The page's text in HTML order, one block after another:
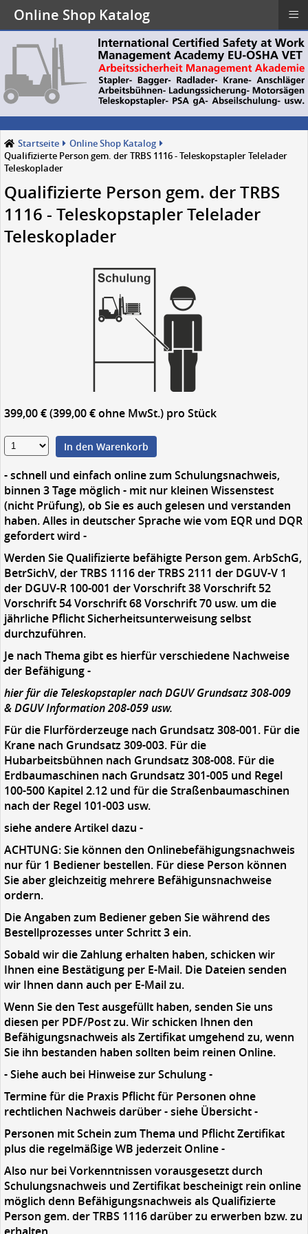
Startseite
Online Shop Katalog
Qualifizierte Person gem. der TRBS 1116 - Teleskopstapler Telelader
Teleskoplader
Qualifizierte Person gem. der TRBS
1116 - Teleskopstapler Telelader
Teleskoplader
399,00 € (399,00 € ohne MwSt.) pro Stück
In den Warenkorb
- schnell und einfach online zum Schulungsnachweis,
binnen 3 Tage möglich - mit nur kleinen Wissenstest
(nicht Prüfung), ob Sie es auch gelesen und verstanden
haben. Alles in deutscher Sprache wie vom EQR und DQR
gefordert wird -
Werden Sie Qualifizierte befähigte Person gem. ArbSchG,
BetrSichV, der TRBS 1116 der TRBS 2111 der DGUV-V 1
der DGUV-R 100-001 der Vorschrift 38 Vorschrift 52
Vorschrift 54 Vorschrift 68 Vorschrift 70 usw. um die
jährliche Pflicht Sicherheitsunterweisung selbst
durchzuführen.
Je nach Thema gibt es hierfür verschiedene Nachweise
der Befähigung -
hier für die Teleskopstapler nach DGUV Grundsatz 308-009
& DGUV Information 208-059 usw.
Für die Flurförderzeuge nach Grundsatz 308-001. Für die
Krane nach Grundsatz 309-003. Für die
Hubarbeitsbühnen nach Grundsatz 308-008. Für die
Erdbaumaschinen nach Grundsatz 301-005 und Regel
100-500 Kapitel 2.12 und für die Straßenbaumaschinen
nach der Regel 101-003 usw.
siehe andere Artikel dazu -
ACHTUNG: Sie können den Onlinebefähigungsnachweis
nur für 1 Bediener bestellen. Für diese Person können
Sie aber gleichzeitig mehrere Befähigunsnachweise
ordern.
Die Angaben zum Bediener geben Sie während des
Bestellprozesses unter Schritt 3 ein.
Sobald wir die Zahlung erhalten haben, schicken wir
Ihnen eine Bestätigung per E-Mail. Die Dateien senden
wir Ihnen dann auch per E-Mail zu.
Wenn Sie den Test ausgefüllt haben, senden Sie uns
diesen per PDF/Post zu. Wir schicken Ihnen den
Befähigungsnachweis als Zertifikat umgehend zu, wenn
Sie ihn bestanden haben sollten beim reinen Online.
- Siehe auch bei Hinweise zur Schulung -
Termine für die Praxis Pflicht für Personen ohne
rechtlichen Nachweis darüber - siehe Übersicht -
Personen mit Schein zum Thema und Pflicht Zertifikat
plus die regelmäßige WB jederzeit Online -
Also nur bei Vorkenntnissen vorausgesetzt durch
Schulungsnachweis und Zertifikat bescheinigt rein online
möglich denn Befähigungsnachweis als Qualifizierte
Person gem. der TRBS 1116 darüber zu erwerben bzw. zu
Online Shop Katalog ≡